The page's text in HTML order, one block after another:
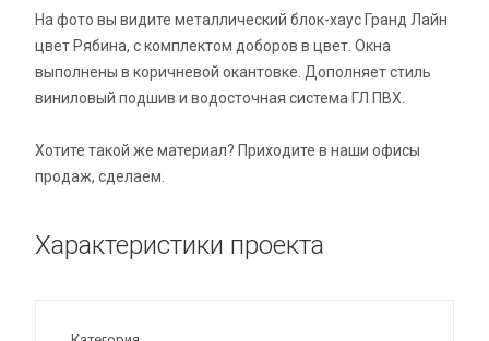
На фото вы видите металлический блок-хаус Гранд Лайн
цвет Рябина, с комплектом доборов в цвет. Окна
выполнены в коричневой окантовке. Дополняет стиль
виниловый подшив и водосточная система ГЛ ПВХ.
Хотите такой же материал? Приходите в наши офисы
продаж, сделаем.
Характеристики проекта